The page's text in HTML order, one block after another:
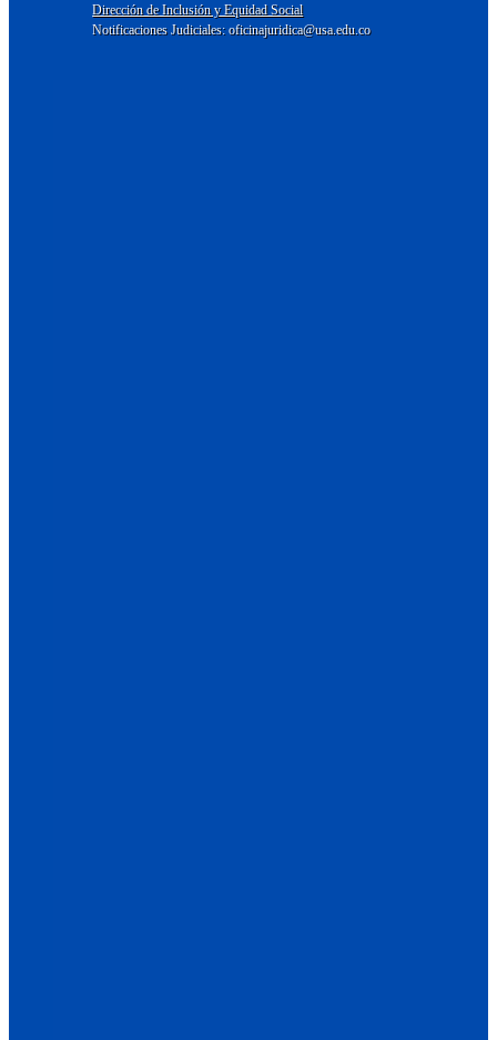
Dirección de Inclusión y Equidad Social
Notificaciones Judiciales: oficinajuridica@usa.edu.co